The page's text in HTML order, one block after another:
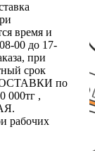
время и
00 до 17-
при
срок
ДОСТАВКИ по
000тг ,
рабочих